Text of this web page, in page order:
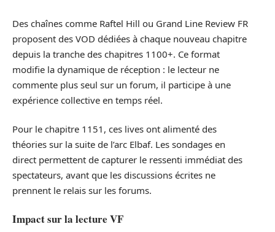
Des chaînes comme Raftel Hill ou Grand Line Review FR
proposent des VOD dédiées à chaque nouveau chapitre
depuis la tranche des chapitres 1100+. Ce format
modifie la dynamique de réception : le lecteur ne
commente plus seul sur un forum, il participe à une
expérience collective en temps réel.
Pour le chapitre 1151, ces lives ont alimenté des
théories sur la suite de l’arc Elbaf. Les sondages en
direct permettent de capturer le ressenti immédiat des
spectateurs, avant que les discussions écrites ne
prennent le relais sur les forums.
Impact sur la lecture VF